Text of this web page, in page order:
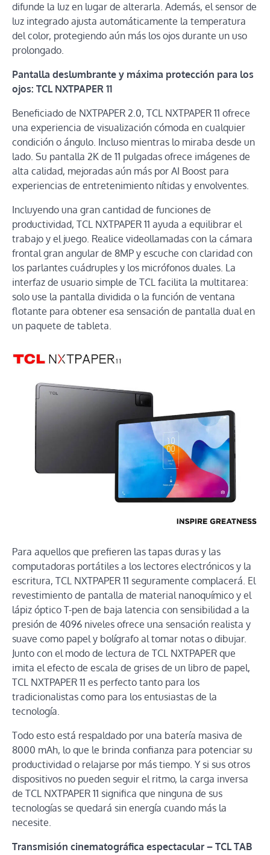
difunde la luz en lugar de alterarla. Además, el sensor de
luz integrado ajusta automáticamente la temperatura
del color, protegiendo aún más los ojos durante un uso
prolongado.
Pantalla deslumbrante y máxima protección para los
ojos: TCL NXTPAPER 11
Beneficiado de NXTPAPER 2.0, TCL NXTPAPER 11 ofrece
una experiencia de visualización cómoda en cualquier
condición o ángulo. Incluso mientras lo miraba desde un
lado. Su pantalla 2K de 11 pulgadas ofrece imágenes de
alta calidad, mejoradas aún más por AI Boost para
experiencias de entretenimiento nítidas y envolventes.
Incluyendo una gran cantidad de funciones de
productividad, TCL NXTPAPER 11 ayuda a equilibrar el
trabajo y el juego. Realice videollamadas con la cámara
frontal gran angular de 8MP y escuche con claridad con
los parlantes cuádruples y los micrófonos duales. La
interfaz de usuario simple de TCL facilita la multitarea:
solo use la pantalla dividida o la función de ventana
flotante para obtener esa sensación de pantalla dual en
un paquete de tableta.
Para aquellos que prefieren las tapas duras y las
computadoras portátiles a los lectores electrónicos y la
escritura, TCL NXTPAPER 11 seguramente complacerá. El
revestimiento de pantalla de material nanoquímico y el
lápiz óptico T-pen de baja latencia con sensibilidad a la
presión de 4096 niveles ofrece una sensación realista y
suave como papel y bolígrafo al tomar notas o dibujar.
Junto con el modo de lectura de TCL NXTPAPER que
imita el efecto de escala de grises de un libro de papel,
TCL NXTPAPER 11 es perfecto tanto para los
tradicionalistas como para los entusiastas de la
tecnología.
Todo esto está respaldado por una batería masiva de
8000 mAh, lo que le brinda confianza para potenciar su
productividad o relajarse por más tiempo. Y si sus otros
dispositivos no pueden seguir el ritmo, la carga inversa
de TCL NXTPAPER 11 significa que ninguna de sus
tecnologías se quedará sin energía cuando más la
necesite.
Transmisión cinematográfica espectacular – TCL TAB